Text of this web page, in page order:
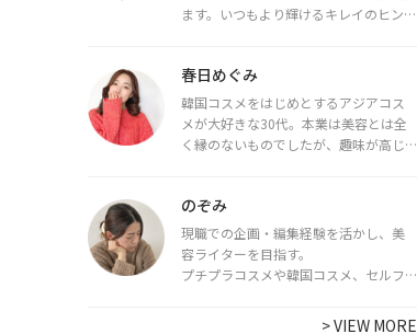
ます。いつもより輝けるキレイのヒント
春日めぐみ
韓国コスメをはじめとするアジアコス
メが大好きな30代。本業は美容とは全
く縁のないものでしたが、趣味が高じ
ライターとして活動中。
都内で16タイプパーソナルカラー診
断・顔タイプ診断・骨格診断によるイ
メージコンサルティングも行っていま
のぞみ
現職での企画・編集経験を活かし、美
容ライターを目指す。
プチプラコスメや韓国コスメ、セルフ
で最新情報をチェック。家事や育児の合
>VIEW MORE